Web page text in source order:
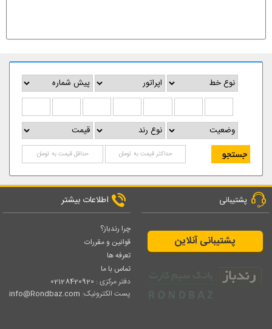
پشتیبانی
پشتیبانی آنلاین
اطلاعات بیشتر
چرا رندباز؟
قوانین و مقررات
تعرفه ها
تماس با ما
دفتر مرکزی : 02128420920
پست الکترونیک: info@Rondbaz.com